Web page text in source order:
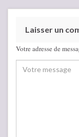
Laisser un
Votre adresse de